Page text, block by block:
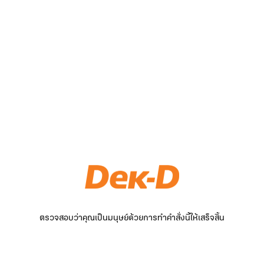
ตรวจสอบว่าคุณเป็นมนุษย์ด้วยการทำคำสั่งนี้ให้เสร็จสิ้น